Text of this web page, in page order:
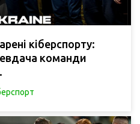
кіберспорту:
команди